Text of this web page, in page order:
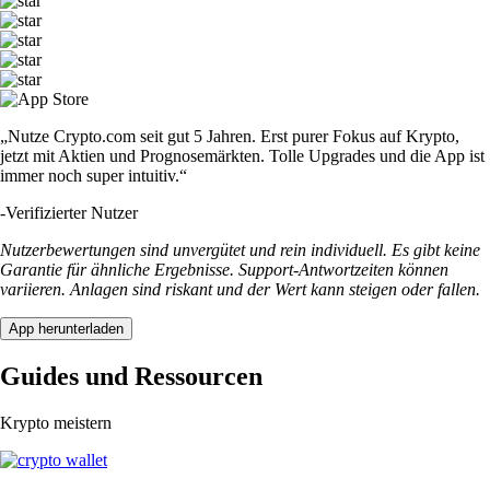
„Nutze Crypto.com seit gut 5 Jahren. Erst purer Fokus auf Krypto,
jetzt mit Aktien und Prognosemärkten. Tolle Upgrades und die App ist
immer noch super intuitiv.“
-Verifizierter Nutzer
Nutzerbewertungen sind unvergütet und rein individuell. Es gibt keine
Garantie für ähnliche Ergebnisse. Support-Antwortzeiten können
variieren. Anlagen sind riskant und der Wert kann steigen oder fallen.
App herunterladen
Guides und Ressourcen
Krypto meistern